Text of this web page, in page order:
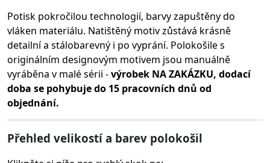
Potisk pokročilou technologií, barvy zapuštěny do
vláken materiálu. Natištěný motiv zůstává krásně
detailní a stálobarevný i po vyprání. Polokošile s
originálním designovým motivem jsou manuálně
vyráběna v malé sérii -výrobek NA ZAKÁZKU, dodací
doba se pohybuje do 15 pracovních dnů od
objednání.
Přehled velikostí a barev polokošil